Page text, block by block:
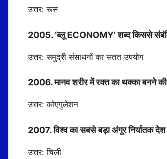
उत्तर: रूस
2005. ‘ब्लू ECONOMY’ शब्द किससे
उत्तर: समुद्री संसाधनों का सतत उपयोग
2006. मानव शरीर में रक्त का थक्का बनने की
उत्तर: कोएगुलेशन
2007. विश्व का सबसे बड़ा अंगूर निर्यातक
उत्तर: चिली